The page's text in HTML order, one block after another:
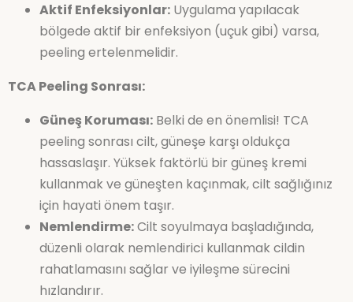
Aktif Enfeksiyonlar: Uygulama yapılacak
bölgede aktif bir enfeksiyon (uçuk gibi) varsa,
peeling ertelenmelidir.
TCA Peeling Sonrası:
Güneş Koruması: Belki de en önemlisi! TCA
peeling sonrası cilt, güneşe karşı oldukça
hassaslaşır. Yüksek faktörlü bir güneş kremi
kullanmak ve güneşten kaçınmak, cilt sağlığınız
için hayati önem taşır.
Nemlendirme:Cilt soyulmaya başladığında,
düzenli olarak nemlendirici kullanmak cildin
rahatlamasını sağlar ve iyileşme sürecini
hızlandırır.